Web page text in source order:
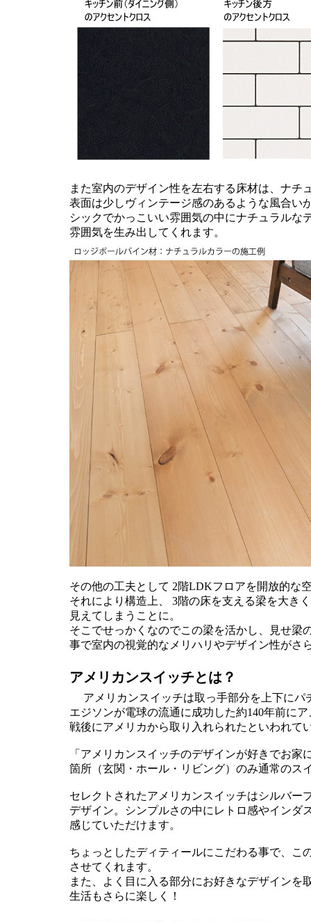
また室内のデザイン性を左右する床材は、ナ
表面は少しヴィンテージ感のあるような風合い
シックでかっこいい雰囲気の中にナチュラルな
雰囲気を生み出してくれます。
その他の工夫として 2階LDKフロアを開放的な
それにより構造上、 3階の床を支える梁を大き
見えてしまうことに。
そこでせっかくなのでこの梁を活かし、見せ梁
事で室内の視覚的なメリハリやデザイン性がさ
アメリカンスイッチとは？
アメリカンスイッチは取っ手部分を上下にパ
エジソンが電球の流通に成功した約140年前に
戦後にアメリカから取り入れられたといわれて
「アメリカンスイッチのデザインが好きでお
箇所（玄関・ホール・リビング）のみ通常のス
セレクトされたアメリカンスイッチはシルバー
デザイン。シンプルさの中にレトロ感やインダ
感じていただけます。
ちょっとしたディティールにこだわる事で、こ
させてくれます。
また、よく目に入る部分にお好きなデザイン
生活もさらに楽しく！